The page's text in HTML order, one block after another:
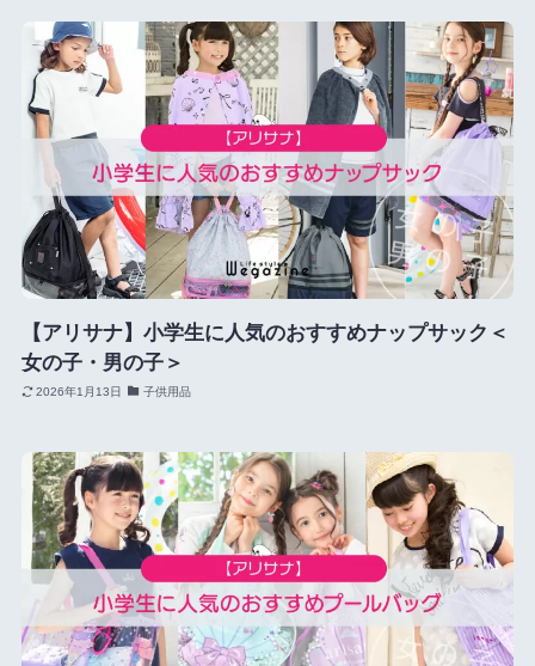
【アリサナ】小学生に人気のおすすめナップサック＜
女の子・男の子＞
2026年1月13日 子供用品